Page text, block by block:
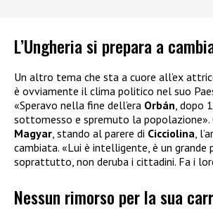
L’Ungheria si prepara a
Un altro tema che sta a cuore all’ex
è ovviamente il clima politico nel suo
«Speravo nella fine dell’era Orbán, dopo
sottomesso e spremuto la popolazione».
Magyar, stando al parere di Cicciolina,
cambiata. «Lui è intelligente, è un grande
soprattutto, non deruba i cittadini. Fa i
Nessun rimorso per la sua